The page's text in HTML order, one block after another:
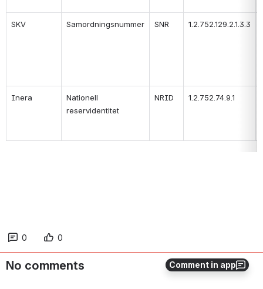
Comment in app
SKV Samordningsnummer SNR 1.2.752.129.2.1.3.3
Inera
Nationell
reservidentitet
NRID 1.2.752.74.9.1
0 0
No comments